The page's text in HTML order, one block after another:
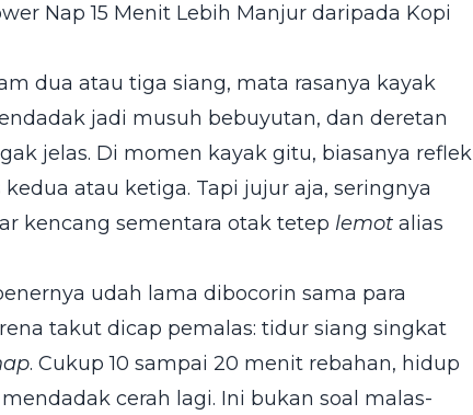
Nap 15 Menit Lebih Manjur daripada Kopi
dua atau tiga siang, mata rasanya kayak
jadi musuh bebuyutan, dan deretan
jelas. Di momen kayak gitu, biasanya reflek
atau ketiga. Tapi jujur aja, seringnya
kencang sementara otak tetep lemot alias
udah lama dibocorin sama para
takut dicap pemalas: tidur siang singkat
. Cukup 10 sampai 20 menit rebahan, hidup
cerah lagi. Ini bukan soal malas-